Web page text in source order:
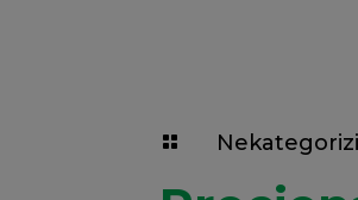
